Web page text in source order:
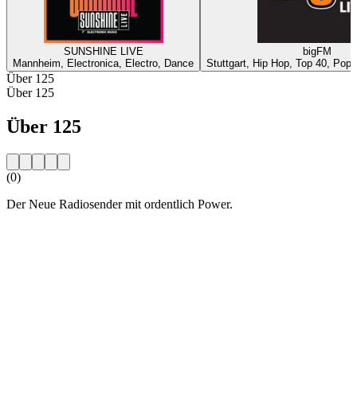
SUNSHINE LIVE
Mannheim, Electronica, Electro, Dance
bigFM
Stuttgart, Hip Hop, Top 40,
Über 125
Über 125
Über 125
(0)
Der Neue Radiosender mit ordentlich Power.